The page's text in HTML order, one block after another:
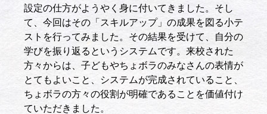
設定の仕方がようやく身に付いてきました。そし
て、今回はその「スキルアップ」の成果を図る小テ
ストを行ってみました。その結果を受けて、自分の
学びを振り返るというシステムです。来校された
方々からは、子どもやちょボラのみなさんの表情が
とてもよいこと、システムが完成されていること、
ちょボラの方々の役割が明確であることを価値付け
ていただきました。